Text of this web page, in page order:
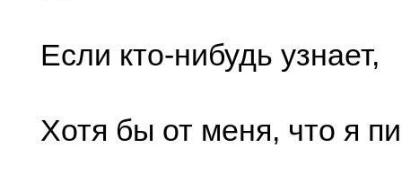
Если кто-нибудь узнает,
Хотя бы от меня, что я